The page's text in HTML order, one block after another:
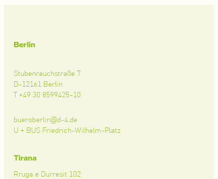
Berlin
Stubenrauchstraße 7
D-12161 Berlin
T +49 30 8599425-10
bueroberlin@d-4.de
U + BUS Friedrich-Wilhelm-Platz
Tirana
Rruga e Durresit 102